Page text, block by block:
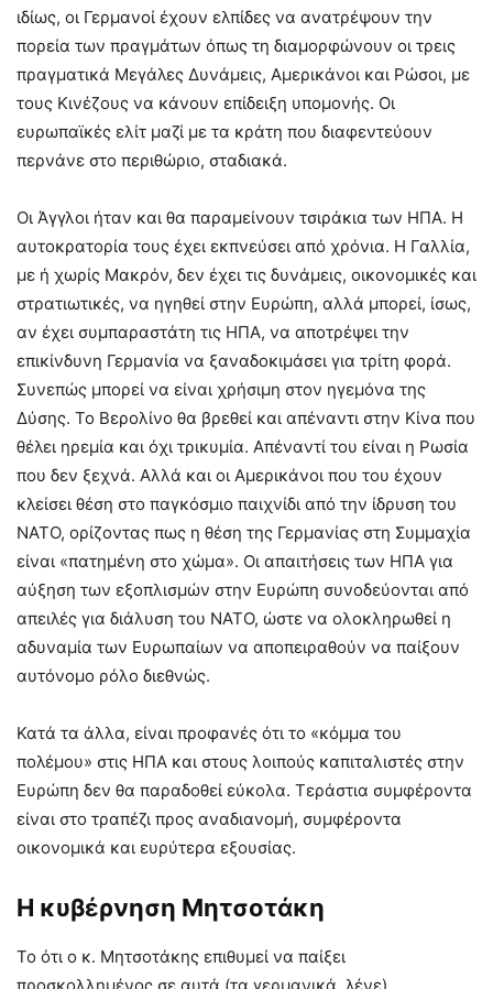
ιδίως, οι Γερμανοί έχουν ελπίδες να ανατρέψουν την
πορεία των πραγμάτων όπως τη διαμορφώνουν οι τρεις
πραγματικά Μεγάλες Δυνάμεις, Αμερικάνοι και Ρώσοι, με
τους Κινέζους να κάνουν επίδειξη υπομονής. Οι
ευρωπαϊκές ελίτ μαζί με τα κράτη που διαφεντεύουν
περνάνε στο περιθώριο, σταδιακά.
Οι Άγγλοι ήταν και θα παραμείνουν τσιράκια των ΗΠΑ. Η
αυτοκρατορία τους έχει εκπνεύσει από χρόνια. Η Γαλλία,
με ή χωρίς Μακρόν, δεν έχει τις δυνάμεις, οικονομικές και
στρατιωτικές, να ηγηθεί στην Ευρώπη, αλλά μπορεί, ίσως,
αν έχει συμπαραστάτη τις ΗΠΑ, να αποτρέψει την
επικίνδυνη Γερμανία να ξαναδοκιμάσει για τρίτη φορά.
Συνεπώς μπορεί να είναι χρήσιμη στον ηγεμόνα της
Δύσης. Το Βερολίνο θα βρεθεί και απέναντι στην Κίνα που
θέλει ηρεμία και όχι τρικυμία. Απέναντί του είναι η Ρωσία
που δεν ξεχνά. Αλλά και οι Αμερικάνοι που του έχουν
κλείσει θέση στο παγκόσμιο παιχνίδι από την ίδρυση του
ΝΑΤΟ, ορίζοντας πως η θέση της Γερμανίας στη Συμμαχία
είναι «πατημένη στο χώμα». Οι απαιτήσεις των ΗΠΑ για
αύξηση των εξοπλισμών στην Ευρώπη συνοδεύονται από
απειλές για διάλυση του ΝΑΤΟ, ώστε να ολοκληρωθεί η
αδυναμία των Ευρωπαίων να αποπειραθούν να παίξουν
αυτόνομο ρόλο διεθνώς.
Κατά τα άλλα, είναι προφανές ότι το «κόμμα του
πολέμου» στις ΗΠΑ και στους λοιπούς καπιταλιστές στην
Ευρώπη δεν θα παραδοθεί εύκολα. Τεράστια συμφέροντα
είναι στο τραπέζι προς αναδιανομή, συμφέροντα
οικονομικά και ευρύτερα εξουσίας.
Η κυβέρνηση Μητσοτάκη
Το ότι ο κ. Μητσοτάκης επιθυμεί να παίξει
προσκολλημένος σε αυτά (τα γερμανικά, λένε)